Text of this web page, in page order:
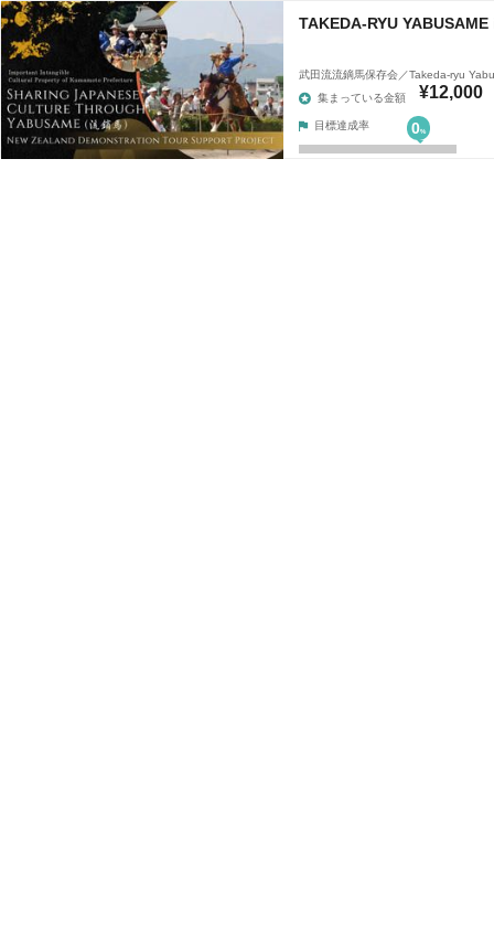
TAKEDA-RYU
武田流流鏑馬保存会／Takeda-ryu
集まっている金額
¥12,000
目標達成率 0%